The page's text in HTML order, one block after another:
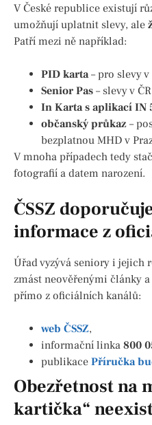
V České republice existují
umožňují uplatnit slevy, ale
Patří mezi ně například:
PID karta– pro slevy v
Senior Pas – slevy v
In Karta s aplikací IN
občanský průkaz –
bezplatnou MHD v
V mnoha případech tedy
fotografií a datem narození.
ČSSZ
informace z
Úřad vyzývá seniory i jejich
zmást neověřenými články
přímo z oficiálních kanálů:
web ČSSZ,
informační linka 800
publikace Příručka
Obezřetnost na
kartička“